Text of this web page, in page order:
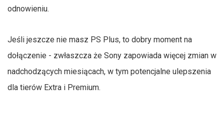
odnowieniu.
Jeśli jeszcze nie masz PS Plus, to dobry moment na
dołączenie - zwłaszcza że Sony zapowiada więcej zmian w
nadchodzących miesiącach, w tym potencjalne ulepszenia
dla tierów Extra i Premium.